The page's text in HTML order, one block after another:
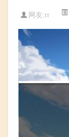
网友:rr